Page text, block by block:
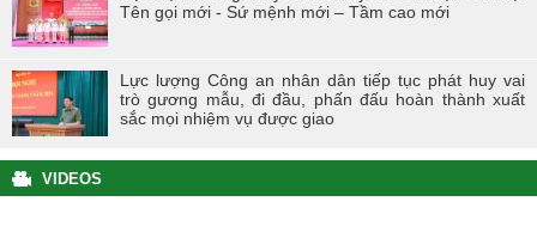
Tên gọi mới - Sứ mệnh mới – Tầm cao mới
Lực lượng Công an nhân dân tiếp tục phát huy vai
trò gương mẫu, đi đầu, phấn đấu hoàn thành xuất
sắc mọi nhiệm vụ được giao
VIDEOS